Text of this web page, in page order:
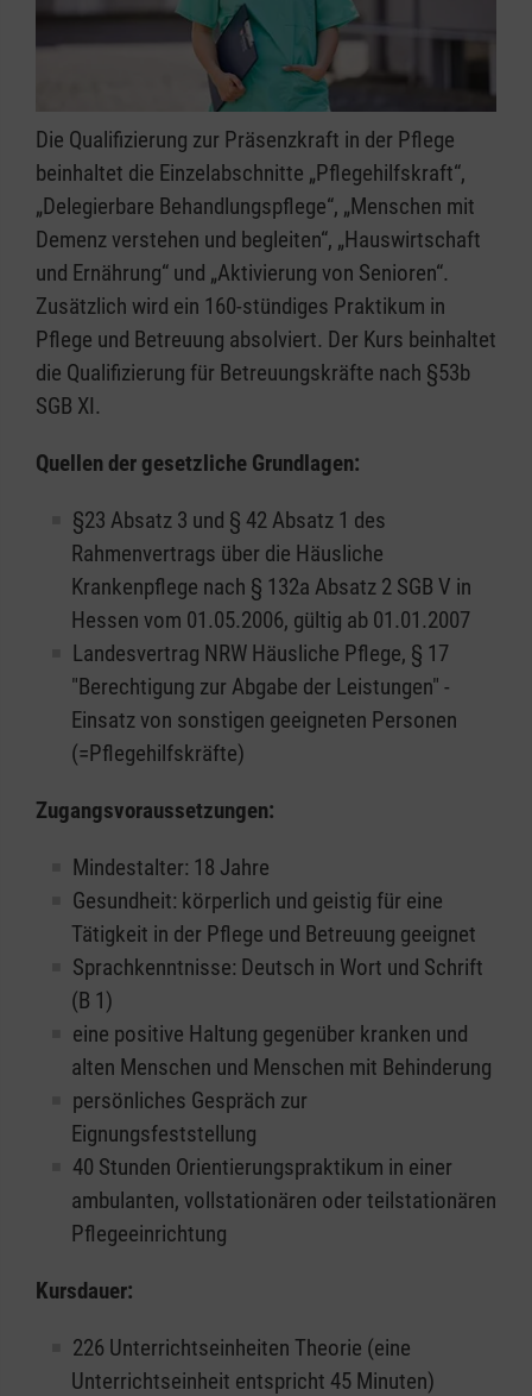
Die Qualifizierung zur Präsenzkraft in der Pflege
beinhaltet die Einzelabschnitte „Pflegehilfskraft“,
„Delegierbare Behandlungspflege“, „Menschen mit
Demenz verstehen und begleiten“, „Hauswirtschaft
und Ernährung“ und „Aktivierung von Senioren“.
Zusätzlich wird ein 160-stündiges Praktikum in
Pflege und Betreuung absolviert. Der Kurs beinhaltet
die Qualifizierung für Betreuungskräfte nach §53b
SGB XI.
Quellen der gesetzliche Grundlagen:
§23 Absatz 3 und § 42 Absatz 1 des
Rahmenvertrags über die Häusliche
Krankenpflege nach § 132a Absatz 2 SGB V in
Hessen vom 01.05.2006, gültig ab 01.01.2007
Landesvertrag NRW Häusliche Pflege, § 17
"Berechtigung zur Abgabe der Leistungen" -
Einsatz von sonstigen geeigneten Personen
(=Pflegehilfskräfte)
Zugangsvoraussetzungen:
Mindestalter: 18 Jahre
Gesundheit: körperlich und geistig für eine
Tätigkeit in der Pflege und Betreuung geeignet
Sprachkenntnisse: Deutsch in Wort und Schrift
(B 1)
eine positive Haltung gegenüber kranken und
alten Menschen und Menschen mit Behinderung
persönliches Gespräch zur
Eignungsfeststellung
40 Stunden Orientierungspraktikum in einer
ambulanten, vollstationären oder teilstationären
Pflegeeinrichtung
Kursdauer:
226 Unterrichtseinheiten Theorie (eine
Unterrichtseinheit entspricht 45 Minuten)